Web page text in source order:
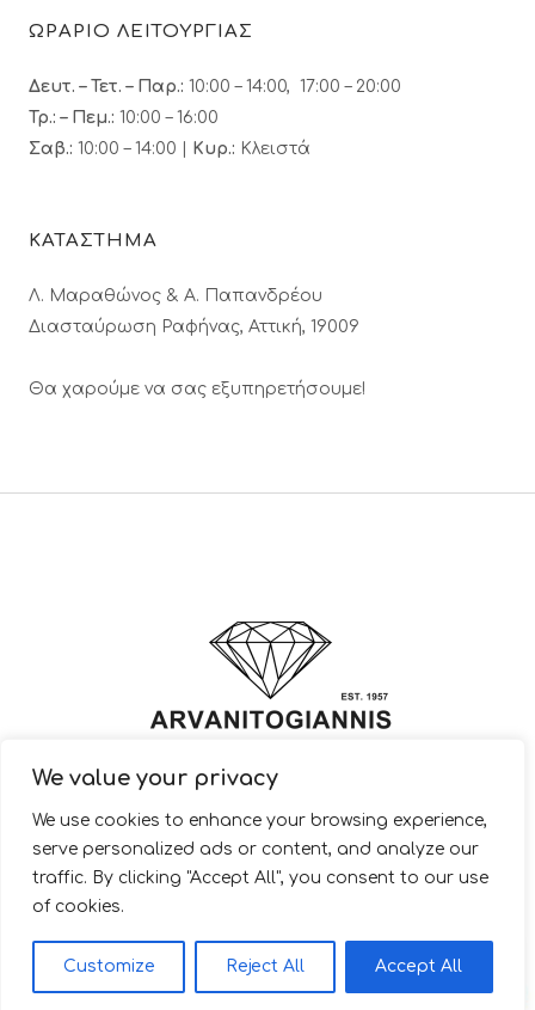
We value your privacy
We use cookies to enhance your browsing experience,
serve personalized ads or content, and analyze our
traffic. By clicking "Accept All", you consent to our use
of cookies.
Customize Reject All Accept All
ΩΡΑΡΙΟ ΛΕΙΤΟΥΡΓΙΑΣ
Δευτ. – Τετ. – Παρ.: 10:00 – 14:00, 17:00 – 20:00
Τρ.: – Πεμ.: 10:00 – 16:00
Σαβ.: 10:00 – 14:00 | Κυρ.: Κλειστά
ΚΑΤΑΣΤΗΜΑ
Λ. Μαραθώνος & A. Παπανδρέου
Διασταύρωση Ραφήνας, Αττική, 19009
Θα χαρούμε να σας εξυπηρετήσουμε!
© 2022 ARVANITOGIANNIS – Jewelry Design & Manufacturing |
JewelryShop.gr
EL